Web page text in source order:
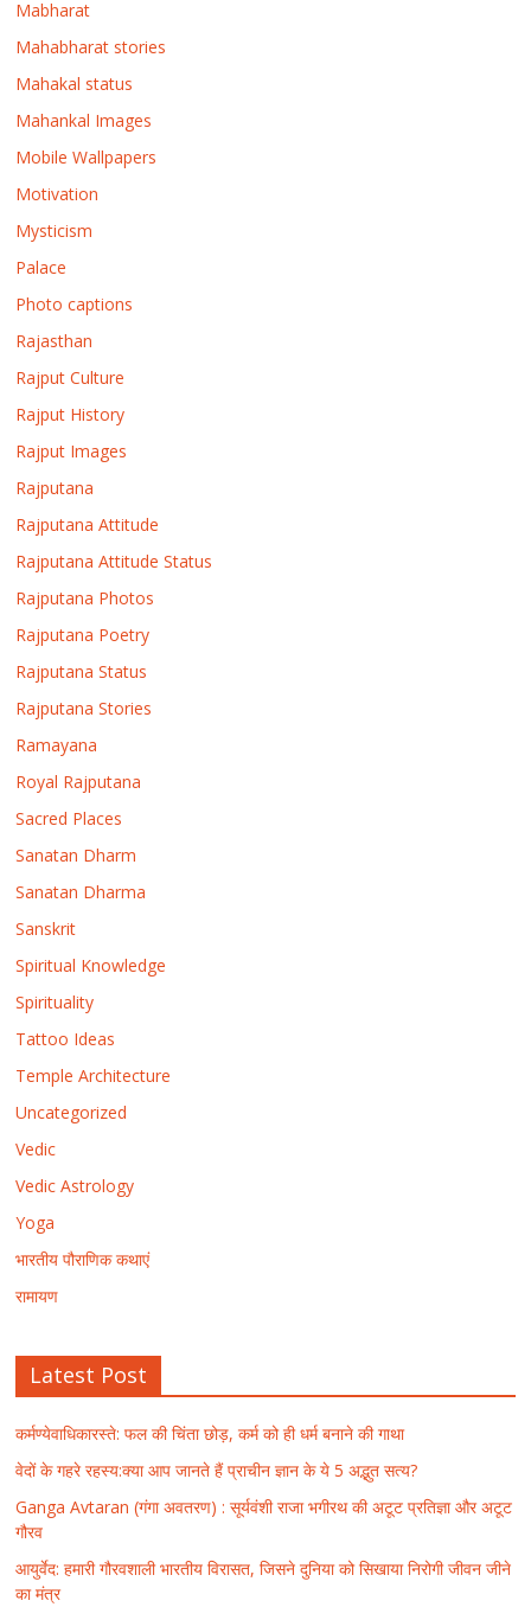
Mabharat
Mahabharat stories
Mahakal status
Mahankal Images
Mobile Wallpapers
Motivation
Mysticism
Palace
Photo captions
Rajasthan
Rajput Culture
Rajput History
Rajput Images
Rajputana
Rajputana Attitude
Rajputana Attitude Status
Rajputana Photos
Rajputana Poetry
Rajputana Status
Rajputana Stories
Ramayana
Royal Rajputana
Sacred Places
Sanatan Dharm
Sanatan Dharma
Sanskrit
Spiritual Knowledge
Spirituality
Tattoo Ideas
Temple Architecture
Uncategorized
Vedic
Vedic Astrology
Yoga
भारतीय पौराणिक कथाएं
रामायण
Latest Post
कर्मण्येवाधिकारस्ते: फल की चिंता छोड़, कर्म को ही धर्म बनाने की गाथा
वेदों के गहरे रहस्य:क्या आप जानते हैं प्राचीन ज्ञान के ये 5 अद्भुत सत्य?
Ganga Avtaran (गंगा अवतरण) : सूर्यवंशी राजा भगीरथ की अटूट प्रतिज्ञा और अटूट
गौरव
आयुर्वेद: हमारी गौरवशाली भारतीय विरासत, जिसने दुनिया को सिखाया निरोगी जीवन जीने
का मंत्र